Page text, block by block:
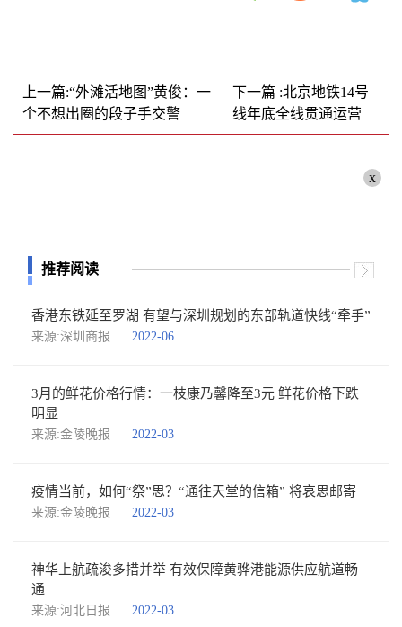
上一篇:“外滩活地图”黄俊：一
个不想出圈的段子手交警
下一篇 :北京地铁14号
线年底全线贯通运营
x
推荐阅读
香港东铁延至罗湖 有望与深圳规划的东部轨道快线“牵手”
来源:深圳商报 2022-06
3月的鲜花价格行情：一枝康乃馨降至3元 鲜花价格下跌
明显
来源:金陵晚报 2022-03
疫情当前，如何“祭”思？“通往天堂的信箱” 将哀思邮寄
来源:金陵晚报 2022-03
神华上航疏浚多措并举 有效保障黄骅港能源供应航道畅
通
来源:河北日报 2022-03